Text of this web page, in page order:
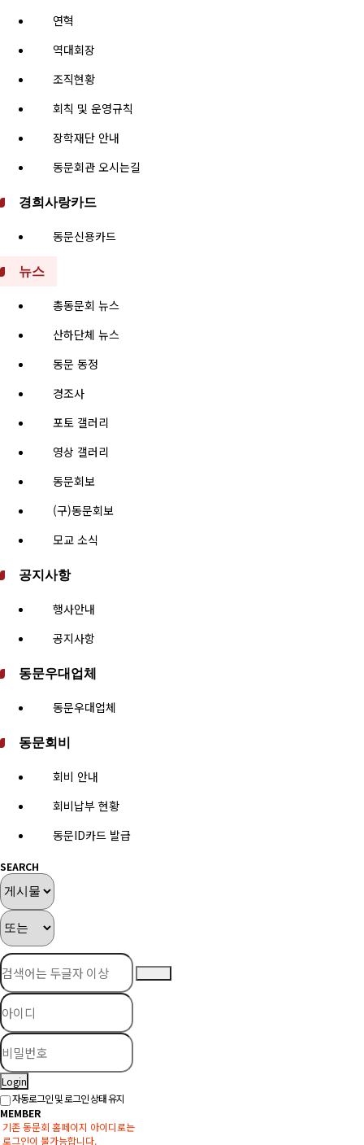
연혁
역대회장
조직현황
회칙 및 운영규칙
장학재단 안내
동문회관 오시는길
경희사랑카드
동문신용카드
뉴스
총동문회 뉴스
산하단체 뉴스
동문 동정
경조사
포토 갤러리
영상 갤러리
동문회보
(구)동문회보
모교 소식
공지사항
행사안내
공지사항
동문우대업체
동문우대업체
동문회비
회비 안내
회비납부 현황
동문ID카드 발급
SEARCH
Login
자동로그인 및 로그인 상태 유지
MEMBER
기존 동문회 홈페이지 아이디로는
로그인이 불가능합니다.